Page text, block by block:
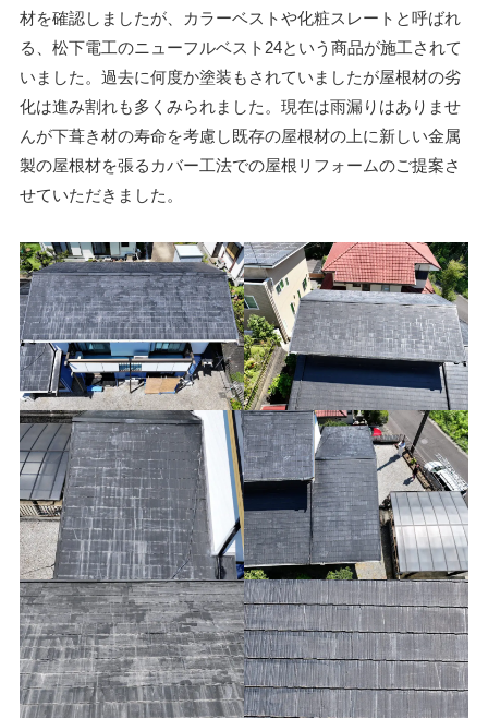
材を確認しましたが、カラーベストや化粧スレートと呼ばれ
る、松下電工のニューフルベスト24という商品が施工されて
いました。過去に何度か塗装もされていましたが屋根材の劣
化は進み割れも多くみられました。現在は雨漏りはありませ
んが下葺き材の寿命を考慮し既存の屋根材の上に新しい金属
製の屋根材を張るカバー工法での屋根リフォームのご提案さ
せていただきました。